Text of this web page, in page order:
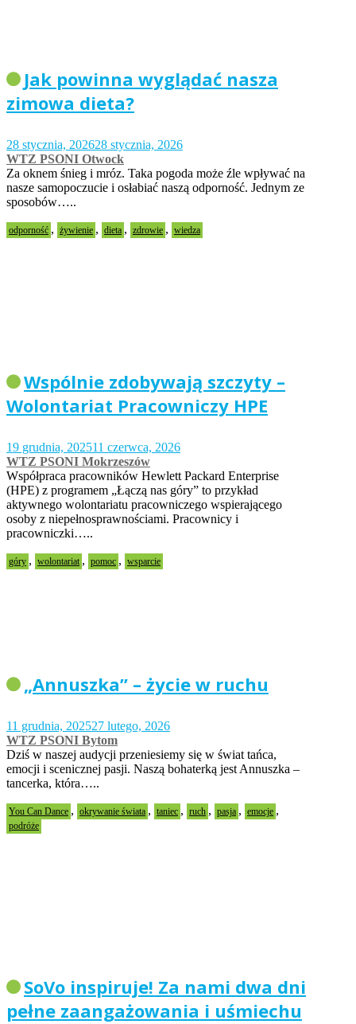
Jak powinna wyglądać nasza
zimowa dieta?
28 stycznia, 202628 stycznia, 2026
WTZ PSONI Otwock
Za oknem śnieg i mróz. Taka pogoda może źle wpływać na
nasze samopoczucie i osłabiać naszą odporność. Jednym ze
sposobów…..
odporność , żywienie , dieta , zdrowie , wiedza
Wspólnie zdobywają szczyty –
Wolontariat Pracowniczy HPE
19 grudnia, 202511 czerwca, 2026
WTZ PSONI Mokrzeszów
Współpraca pracowników Hewlett Packard Enterprise
(HPE) z programem „Łączą nas góry” to przykład
aktywnego wolontariatu pracowniczego wspierającego
osoby z niepełnosprawnościami. Pracownicy i
pracowniczki…..
góry , wolontariat , pomoc , wsparcie
„Annuszka” – życie w ruchu
11 grudnia, 202527 lutego, 2026
WTZ PSONI Bytom
Dziś w naszej audycji przeniesiemy się w świat tańca,
emocji i scenicznej pasji. Naszą bohaterką jest Annuszka –
tancerka, która…..
You Can Dance , okrywanie świata , taniec , ruch , pasja , emocje ,
podróże
SoVo inspiruje! Za nami dwa dni
pełne zaangażowania i uśmiechu